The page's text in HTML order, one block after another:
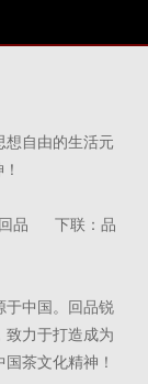
自由的生活元
回品 下联：品
中国。回品锐
致力于打造成为
茶文化精神！